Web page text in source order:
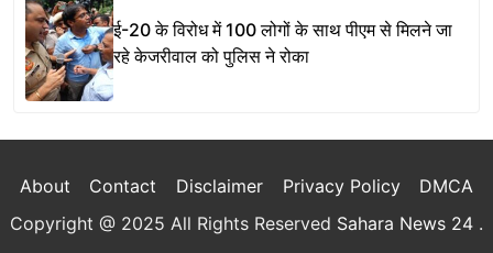
ई-20 के विरोध में 100 लोगों के साथ पीएम से मिलने जा
रहे केजरीवाल को पुलिस ने रोका
About Contact Disclaimer Privacy Policy
DMCA
Copyright @ 2025 All Rights Reserved Sahara News 24 .